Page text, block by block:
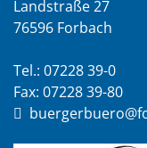
Landstraße 27
76596 Forbach
Tel.: 07228 39-0
Fax: 07228 39-80